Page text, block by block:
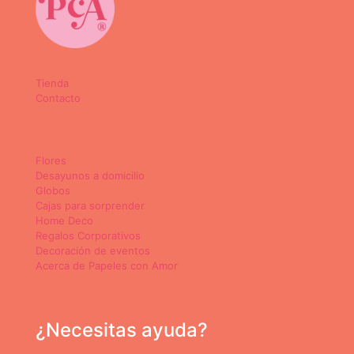
Tienda
Contacto
Flores
Desayunos a domicilio
Globos
Cajas para sorprender
Home Deco
Regalos Corporativos
Decoración de eventos
Acerca de Papeles con Amor
¿Necesitas ayuda?